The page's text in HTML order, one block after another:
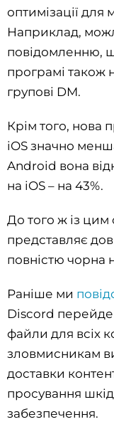
оптимізації для
Наприклад,
повідомленню,
програмі також
групові DM.
Крім того, нова
iOS значно
Android вона
на iOS – на 43%.
До того ж із
представляє
повністю чорна
Раніше ми
Discord перейде
файли для всіх
зловмисникам
доставки
просування
забезпечення.